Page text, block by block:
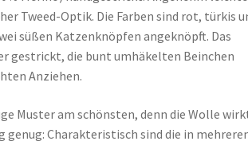
Tweed-Optik. Die Farben sind rot, türkis
süßen Katzenknöpfen angeknöpft. Das
gestrickt, die bunt umhäkelten Beinchen
Anziehen.
Muster am schönsten, denn die Wolle
genug: Charakteristisch sind die in